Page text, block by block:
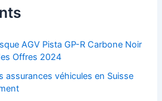
AGV Pista GP-R Carbone Noir
Offres 2024
assurances véhicules en Suisse